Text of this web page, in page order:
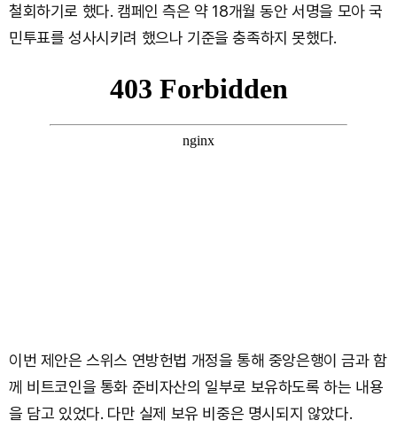
철회하기로 했다. 캠페인 측은 약 18개월 동안 서명을 모아 국
민투표를 성사시키려 했으나 기준을 충족하지 못했다.
이번 제안은 스위스 연방헌법 개정을 통해 중앙은행이 금과 함
께 비트코인을 통화 준비자산의 일부로 보유하도록 하는 내용
을 담고 있었다. 다만 실제 보유 비중은 명시되지 않았다.